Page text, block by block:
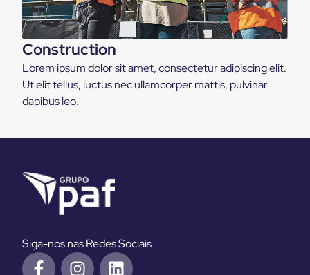
Construction
Lorem ipsum dolor sit amet, consectetur adipiscing elit.
Ut elit tellus, luctus nec ullamcorper mattis, pulvinar
dapibus leo.
Siga-nos nas Redes Sociais